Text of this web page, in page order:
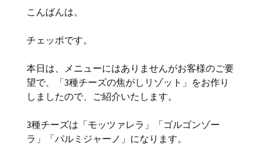
こんばんは。
チェッポです。
本日は、メニューにはありませんがお客様のご要
望で、「3種チーズの焦がしリゾット」をお作り
しましたので、ご紹介いたします。
3種チーズは「モッツァレラ」「ゴルゴンゾー
ラ」「パルミジャーノ」になります。